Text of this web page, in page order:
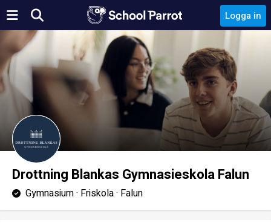
Logga in
Drottning Blankas Gymnasieskola Falun
Gymnasium · Friskola · Falun